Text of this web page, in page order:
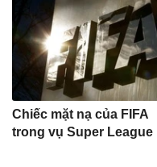
Chiếc mặt nạ của FIFA
trong vụ Super League